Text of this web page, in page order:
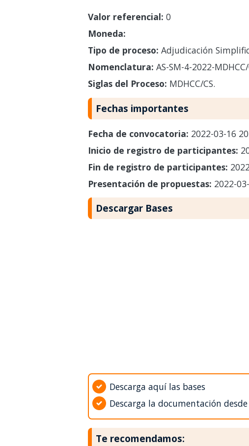
Valor referencial: 0
Moneda:
Tipo de proceso: Adjudicación
Nomenclatura: AS-SM-4-2022-MDHCC/
Siglas del Proceso: MDHCC/CS.
Fechas importantes
Fecha de convocatoria: 2022-03-16
Inicio de registro de participantes:
Fin de registro de participantes:
Presentación de propuestas: 2022-
Descargar Bases
Descarga aquí las bases
Descarga la documentación desde
Te recomendamos: